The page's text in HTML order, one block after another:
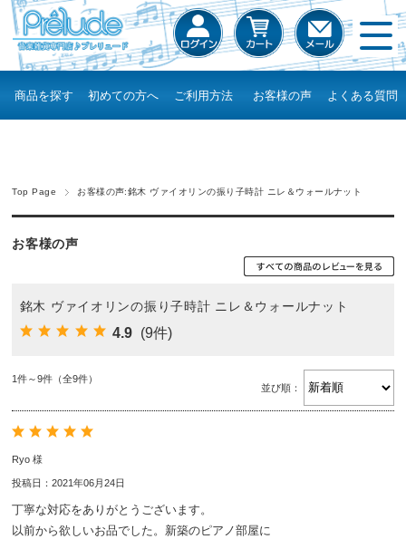
商品を探す 初めての方へ ご利用方法 お客様の声 よくある質問
Top Page お客様の声:銘木 ヴァイオリンの振り子時計 ニレ＆ウォールナット
お客様の声
銘木 ヴァイオリンの振り子時計 ニレ＆ウォールナット
4.9 (9件)
1件～9件（全9件）
並び順：
Ryo 様
投稿日：2021年06月24日
丁寧な対応をありがとうございます。
以前から欲しいお品でした。新築のピアノ部屋に